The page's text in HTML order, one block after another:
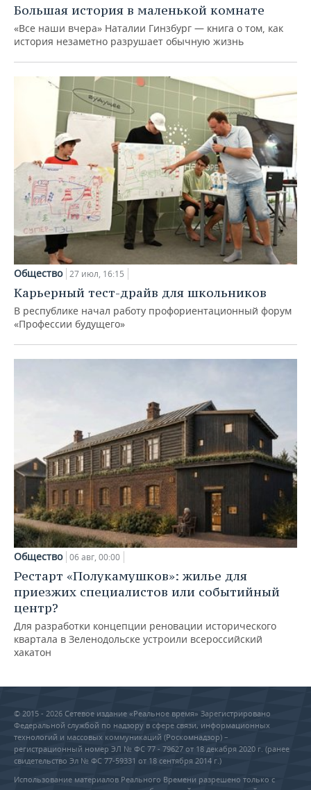
Большая история в маленькой комнате
«Все наши вчера» Наталии Гинзбург — книга о том, как
история незаметно разрушает обычную жизнь
Общество 27 июл, 16:15
Карьерный тест-драйв для школьников
В республике начал работу профориентационный форум
«Профессии будущего»
Общество 06 авг, 00:00
Рестарт «Полукамушков»: жилье для
приезжих специалистов или событийный
центр?
Для разработки концепции реновации исторического
квартала в Зеленодольске устроили всероссийский
хакатон
© 2015 - 2026 Сетевое издание «Реальное время» Зарегистрировано
Федеральной службой по надзору в сфере связи, информационных
технологий и массовых коммуникаций (Роскомнадзор) –
регистрационный номер ЭЛ № ФС 77 - 79627 от 18 декабря 2020 г. (ранее
свидетельство Эл № ФС 77-59331 от 18 сентября 2014 г.)
Использование материалов Реального Времени разрешено только с